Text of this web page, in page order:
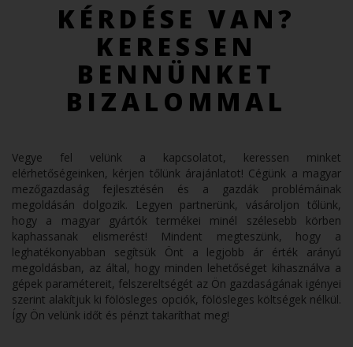
KÉRDÉSE VAN?
KERESSEN
BENNÜNKET
BIZALOMMAL
Vegye fel velünk a kapcsolatot, keressen minket
elérhetőségeinken, kérjen tőlünk árajánlatot! Cégünk a magyar
mezőgazdaság fejlesztésén és a gazdák problémáinak
megoldásán dolgozik. Legyen partnerünk, vásároljon tőlünk,
hogy a magyar gyártók termékei minél szélesebb körben
kaphassanak elismerést! Mindent megteszünk, hogy a
leghatékonyabban segítsük Önt a legjobb ár érték arányú
megoldásban, az által, hogy minden lehetőséget kihasználva a
gépek paramétereit, felszereltségét az Ön gazdaságának igényei
szerint alakítjuk ki fölösleges opciók, fölösleges költségek nélkül.
Így Ön velünk időt és pénzt takaríthat meg!